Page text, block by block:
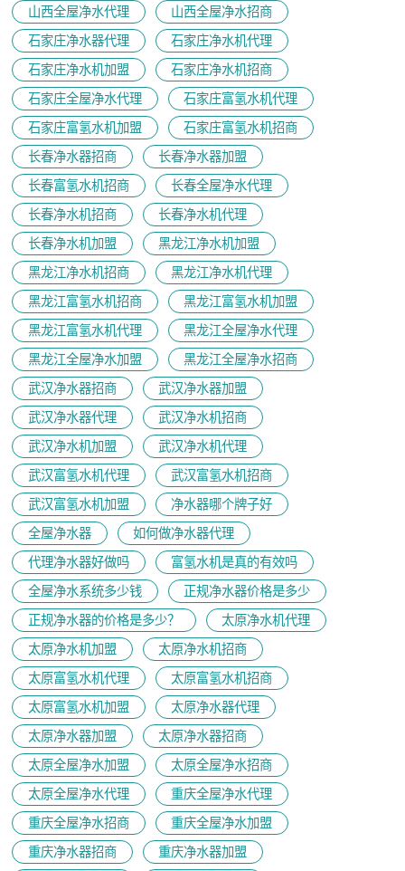
山西全屋净水代理
山西全屋净水招商
石家庄净水器代理
石家庄净水机代理
石家庄净水机加盟
石家庄净水机招商
石家庄全屋净水代理
石家庄富氢水机代理
石家庄富氢水机加盟
石家庄富氢水机招商
长春净水器招商
长春净水器加盟
长春富氢水机招商
长春全屋净水代理
长春净水机招商
长春净水机代理
长春净水机加盟
黑龙江净水机加盟
黑龙江净水机招商
黑龙江净水机代理
黑龙江富氢水机招商
黑龙江富氢水机加盟
黑龙江富氢水机代理
黑龙江全屋净水代理
黑龙江全屋净水加盟
黑龙江全屋净水招商
武汉净水器招商
武汉净水器加盟
武汉净水器代理
武汉净水机招商
武汉净水机加盟
武汉净水机代理
武汉富氢水机代理
武汉富氢水机招商
武汉富氢水机加盟
净水器哪个牌子好
全屋净水器
如何做净水器代理
代理净水器好做吗
富氢水机是真的有效吗
全屋净水系统多少钱
正规净水器价格是多少
正规净水器的价格是多少？
太原净水机代理
太原净水机加盟
太原净水机招商
太原富氢水机代理
太原富氢水机招商
太原富氢水机加盟
太原净水器代理
太原净水器加盟
太原净水器招商
太原全屋净水加盟
太原全屋净水招商
太原全屋净水代理
重庆全屋净水代理
重庆全屋净水招商
重庆全屋净水加盟
重庆净水器招商
重庆净水器加盟